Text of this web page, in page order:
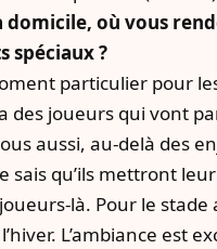
domicile, où vous
spéciaux ?
particulier pour
des joueurs qui vont
aussi, au-delà des
sais qu’ils mettront
là. Pour le
L’ambiance est